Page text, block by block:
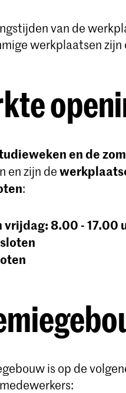
van de
werkplaatsen zijn
en de
en zijn de
:
vrijdag: 8.00 - 17.00
is op de